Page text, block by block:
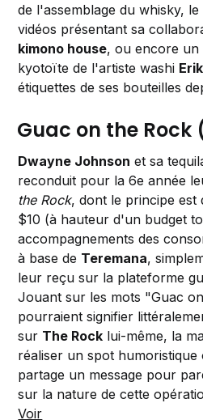
de l'assemblage du whisky,
vidéos présentant sa
kimono house, ou encore un
kyotoïte de l'artiste washi
étiquettes de ses bouteilles
Guac on the Rock
Dwayne Johnson et sa
reconduit pour la 6e année
the Rock, dont le principe est
$10 (à hauteur d'un budget
accompagnements des
à base de Teremana,
leur reçu sur la plateforme
Jouant sur les mots "Guac
pourraient signifier
sur The Rock lui-même, la
réaliser un spot humoristique
partage un message pour
sur la nature de cette
Voir